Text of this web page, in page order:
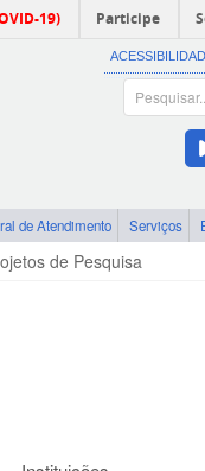
19) Participe
de Atendimento Serviços
de Pesquisa